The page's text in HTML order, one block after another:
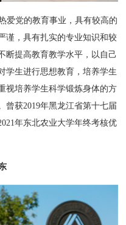
爱党的教育事业，具有较高的
谨，具有扎实的专业知识和较
断提高教育教学水平，以自己
学生进行思想教育，培养学生
视培养学生科学锻炼身体的方
曾获2019年黑龙江省第十七届
年东北农业大学年终考核优